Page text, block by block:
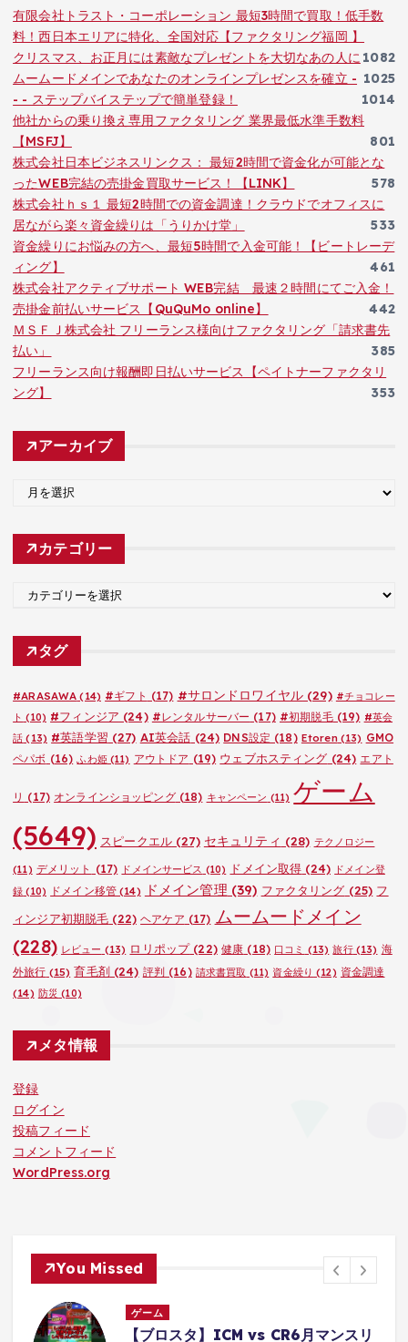
有限会社トラスト・コーポレーション 最短3時間で買取！低手数
料！西日本エリアに特化、全国対応【ファクタリング福岡 】
1082
クリスマス、お正月には素敵なプレゼントを大切なあの人に
1025
ムームードメインであなたのオンラインプレゼンスを確立 -
- - ステップバイステップで簡単登録！
1014
他社からの乗り換え専用ファクタリング 業界最低水準手数料
【MSFJ】
801
株式会社日本ビジネスリンクス： 最短2時間で資金化が可能とな
ったWEB完結の売掛金買取サービス！【LINK】
578
株式会社ｈｓ１ 最短2時間での資金調達！クラウドでオフィスに
居ながら楽々資金繰りは「うりかけ堂」
533
資金繰りにお悩みの方へ、最短5時間で入金可能！【ビートレーデ
ィング】
461
株式会社アクティブサポート WEB完結 最速２時間にてご入金！
売掛金前払いサービス【QuQuMo online】
442
ＭＳＦＪ株式会社 フリーランス様向けファクタリング「請求書先
払い」
385
フリーランス向け報酬即日払いサービス【ペイトナーファクタリ
ング】
353
アーカイブ
カ
カテゴリー
ゴ
タグ
#ARASAWA (14) #ギフト (17) #サロンドロワイヤル(29) #チョコレー
ト (10) #フィンジア (24) #レンタルサーバー (17) #初期脱毛(19) #英会
話 (13) #英語学習 (27) AI英会話 (24) DNS設定 (18) Etoren(13) GMO
ペパボ (16) ふわ姫(11) アウトドア (19) ウェブホスティング (24) エアト
リ (17) オンラインショッピング(18) キャンペーン (11) ゲーム
(5649) スピークエル(27) セキュリティ (28) テクノロジー
(11) デメリット (17) ドメインサービス (10) ドメイン取得 (24) ドメイン登
録 (10) ドメイン移管(14) ドメイン管理 (39) ファクタリング (25) フ
ィンジア初期脱毛 (22) ヘアケア (17) ムームードメイン
(228) レビュー (13) ロリポップ(22) 健康 (18) 口コミ (13) 旅行(13) 海
外旅行 (15) 育毛剤(24) 評判 (16) 請求書買取 (11) 資金繰り (12) 資金調達
(14) 防災 (10)
メタ情報
登録
ログイン
投稿フィード
コメントフィード
WordPress.org
You Missed
ゲーム
【クレーンゲーム】超デカ箱